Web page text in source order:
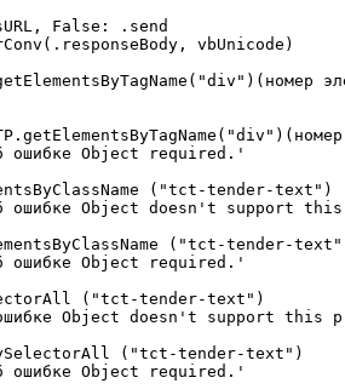
False: .send
vbUnicode)
ошибке Object required.'
("tct-tender-text")
ошибке Object doesn't support
("tct-tender-
ошибке Object required.'
("tct-tender-text")
Object doesn't support this
("tct-tender-text")
ошибке Object required.'